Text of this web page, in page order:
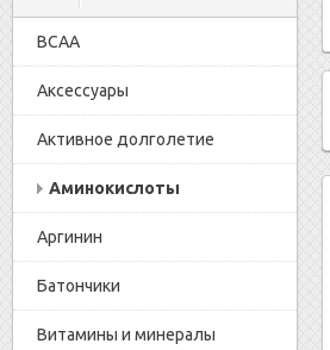
BCAA
Аксессуары
Активное долголетие
Аминокислоты
Аргинин
Батончики
Витамины и минералы